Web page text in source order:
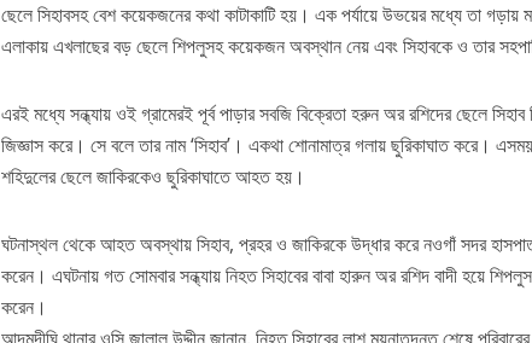
ছেলে সিহাবসহ বেশ কয়েকজনের কথা কাটাকাটি হয়। এক পর্যায়ে উভয়ের মধ্যে তা গড়ায়
এলাকায় এখলাছের বড় ছেলে শিপলুসহ কয়েকজন অবস্থান নেয় এবং সিহাবকে ও তার
এরই মধ্যে সন্ধ্যায় ওই গ্রামেরই পূর্ব পাড়ার সবজি বিক্রেতা হরুন অর রশিদের ছেলে
জিজ্ঞাস করে। সে বলে তার নাম ‘সিহাব’। একথা শোনামাত্র গলায় ছুরিকাঘাত করে।
শহিদুলের ছেলে জাকিরকেও ছুরিকাঘাতে আহত হয়।
ঘটনাস্থল থেকে আহত অবস্থায় সিহাব, প্রহর ও জাকিরকে উদ্ধার করে নওগাঁ সদর
করেন। এঘটনায় গত সোমবার সন্ধ্যায় নিহত সিহাবের বাবা হারুন অর রশিদ বাদী হয়ে
করেন।